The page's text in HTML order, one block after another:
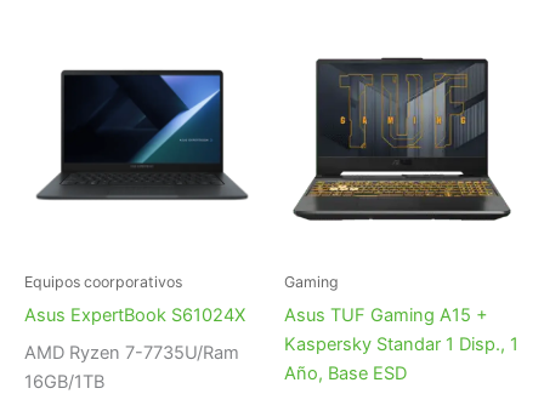
Equipos coorporativos
Asus ExpertBook S61024X
AMD Ryzen 7-7735U/Ram
16GB/1TB
Gaming
Asus TUF Gaming A15 +
Kaspersky Standar 1 Disp., 1
Año, Base ESD